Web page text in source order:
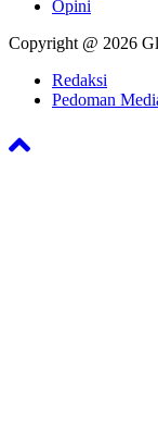
Opini
Copyright @ 2026
Redaksi
Pedoman